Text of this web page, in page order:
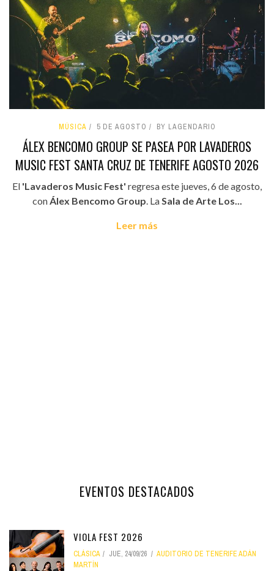
MÚSICA 5 DE AGOSTO BY LAGENDARIO
ÁLEX BENCOMO GROUP SE PASEA POR LAVADEROS
MUSIC FEST SANTA CRUZ DE TENERIFE AGOSTO 2026
El 'Lavaderos Music Fest' regresa este jueves, 6 de agosto,
conÁlex Bencomo Group. LaSala de Arte Los...
Leer más
EVENTOS DESTACADOS
VIOLA FEST 2026
CLÁSICA JUE, 24/09/26
AUDITORIO DE TENERIFE ADÁN
MARTÍN